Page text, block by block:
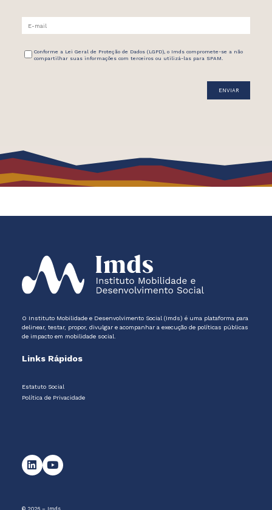
Conforme a Lei Geral de Proteção de Dados (LGPD), o Imds compromete-se a não
compartilhar suas informações com terceiros ou utilizá-las para SPAM.
O Instituto Mobilidade e Desenvolvimento Social (Imds) é uma plataforma para
delinear, testar, propor, divulgar e acompanhar a execução de políticas públicas
de impacto em mobilidade social.
Links Rápidos
Estatuto Social
Política de Privacidade
© 2026 – Imds